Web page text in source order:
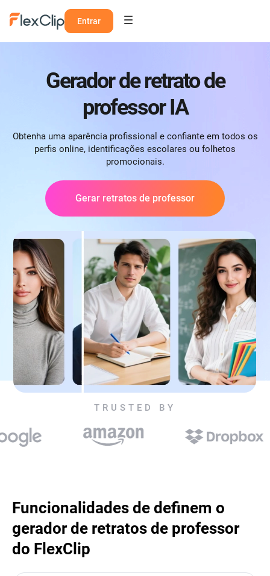
Entrar
Gerador de retrato de
professor IA
Obtenha uma aparência profissional e confiante em todos os
perfis online, identificações escolares ou folhetos
promocionais.
Gerar retratos de professor
TRUSTED BY
Funcionalidades de definem o
gerador de retratos de professor
do FlexClip